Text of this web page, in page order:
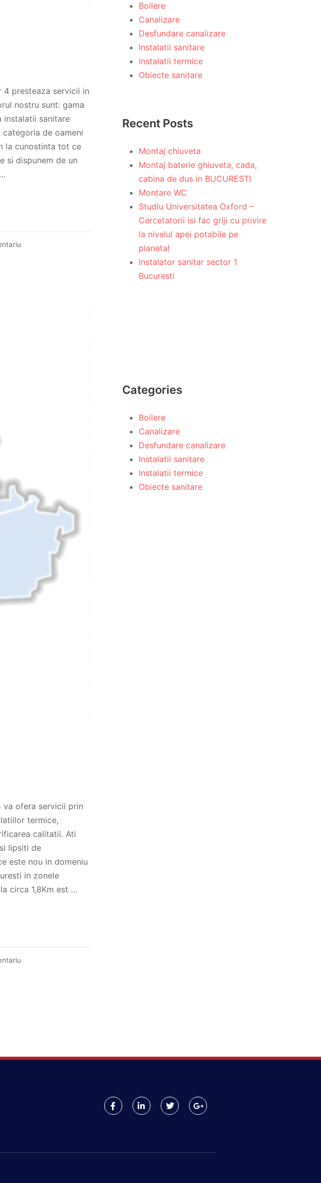
4 presteaza servicii in
nostru sunt: gama
instalatii sanitare
de oameni
la cunostinta tot ce
si dispunem de un
va ofera servicii prin
termice,
calitatii. Ati
lipsiti de
este nou in domeniu
in zonele
circa 1,8Km est …
Boilere
Canalizare
Desfundare canalizare
Instalatii sanitare
Instalatii termice
Obiecte sanitare
Recent Posts
Montaj chiuveta
Montaj baterie ghiuveta, cada,
cabina de dus in BUCURESTI
Montare WC
Studiu Universitatea Oxford –
Cercetatorii isi fac griji cu privire
la nivelul apei potabile pe
planeta!
Instalator sanitar sector 1
Bucuresti
Categories
Boilere
Canalizare
Desfundare canalizare
Instalatii sanitare
Instalatii termice
Obiecte sanitare